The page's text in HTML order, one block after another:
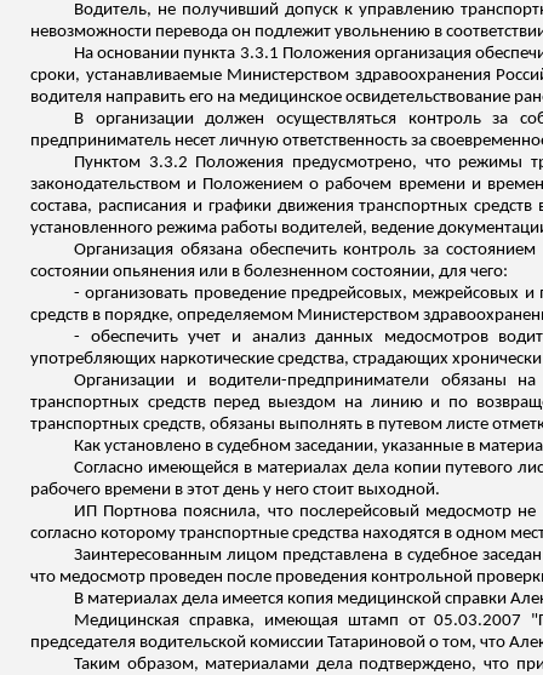
Водитель, не получивший допуск к управлению
невозможности перевода он подлежит увольнению в
На основании пункта 3.3.1 Положения организация
сроки, устанавливаемые Министерством здравоохранения
водителя направить его на медицинское освидетельствование
В организации должен осуществляться контроль за
предприниматель несет личную ответственность за
Пунктом 3.3.2 Положения предусмотрено, что режимы
законодательством и Положением о рабочем времени и
состава, расписания и графики движения транспортных
установленного режима работы водителей, ведение
Организация обязана обеспечить контроль за
состоянии опьянения или в болезненном состоянии, для чего:
- организовать проведение предрейсовых, межрейсовых и
средств в порядке, определяемом Министерством
- обеспечить учет и анализ данных медосмотров
употребляющих наркотические средства, страдающих
Организации и водители-предприниматели обязаны
транспортных средств перед выездом на линию и по
транспортных средств, обязаны выполнять в путевом листе
Как установлено в судебном заседании, указанные в
Согласно имеющейся в материалах дела копии путевого
рабочего времени в этот день у него стоит выходной.
ИП Портнова пояснила, что послерейсовый медосмотр не
согласно которому транспортные средства находятся в одном
Заинтересованным лицом представлена в судебное
что медосмотр проведен после проведения контрольной
В материалах дела имеется копия медицинской справки
Медицинская справка, имеющая штамп от 05.03.2007
председателя водительской комиссии Татариновой о том, что
Таким образом, материалами дела подтверждено, что